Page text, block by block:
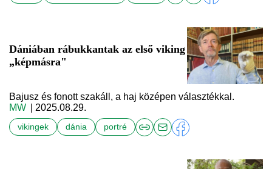
Dániában rábukkantak az első viking
„képmásra"
Bajusz és fonott szakáll, a haj középen választékkal.
MW
| 2025.08.29.
vikingek dánia portré